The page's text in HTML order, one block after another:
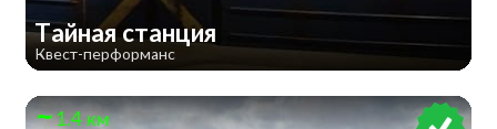
Тайная станция
Квест-перформанс
1.4 км